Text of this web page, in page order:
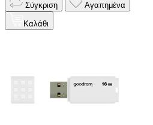
Σύγκριση Αγαπημένα
Καλάθι